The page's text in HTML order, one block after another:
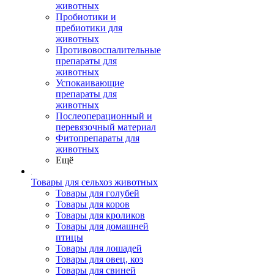
животных
Пробиотики и
пребиотики для
животных
Противовоспалительные
препараты для
животных
Успокаивающие
препараты для
животных
Послеоперационный и
перевязочный материал
Фитопрепараты для
животных
Ещё
Товары для сельхоз животных
Товары для голубей
Товары для коров
Товары для кроликов
Товары для домашней
птицы
Товары для лошадей
Товары для овец, коз
Товары для свиней